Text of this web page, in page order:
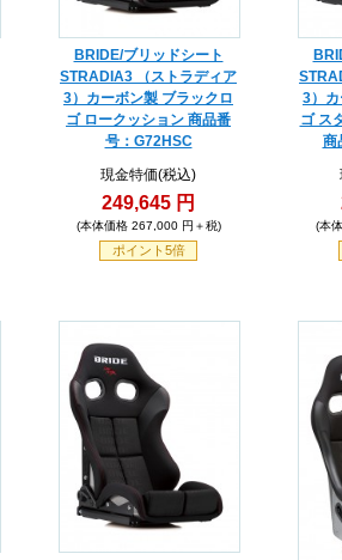
BRIDE/ブリッドシート
STRADIA3 （ストラディア
3）カーボン製 ブラックロ
ゴ ロークッション 商品番
号：G72HSC
現金特価(税込)
249,645 円
(本体価格 267,000 円＋税)
ポイント5倍
3）
ゴ ス
商
(本